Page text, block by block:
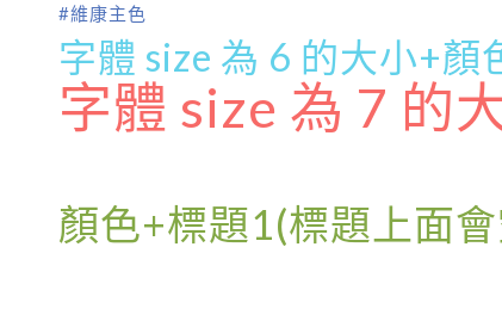
#維康主色
字體 size 為 6 的大小+顏
字體 size 為 7 的
顏色+標題1(標題上面